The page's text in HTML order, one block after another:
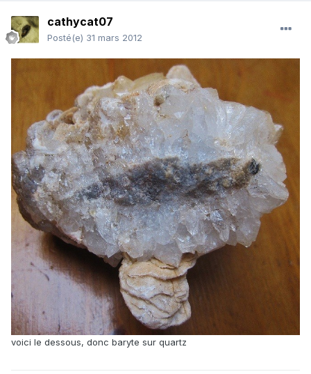
cathycat07
Posté(e) 31 mars 2012
voici le dessous, donc baryte sur quartz